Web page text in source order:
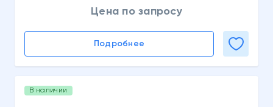
Цена по запросу
Подробнее
В наличии